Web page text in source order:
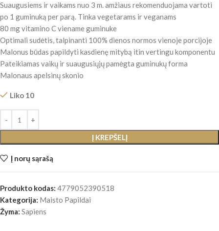
Suaugusiems ir vaikams nuo 3 m. amžiaus rekomenduojama vartoti
po 1 guminuką per parą. Tinka vegetarams ir veganams
80 mg vitamino C viename guminuke
Optimali sudėtis, talpinanti 100% dienos normos vienoje porcijoje
Malonus būdas papildyti kasdienę mitybą itin vertingu komponentu
Pateikiamas vaikų ir suaugusiųjų pamėgta guminukų forma
Malonaus apelsinų skonio
Liko 10
Į KREPŠELĮ
Į norų sąrašą
Produkto kodas: 4779052390518
Kategorija: Maisto Papildai
Žyma: Sapiens